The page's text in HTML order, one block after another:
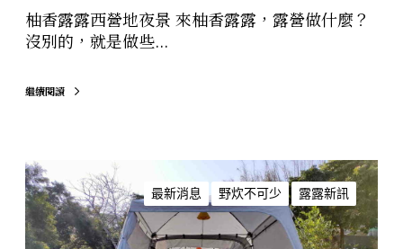
柚香露露西營地夜景 來柚香露露，露營做什麼？
沒別的，就是做些...
繼續閱讀
免
裝
備
，
最新消息 野炊不可少 露露新訊